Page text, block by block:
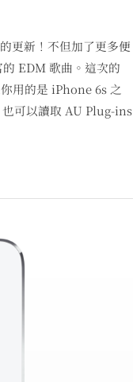
更新！不但加了更多便
EDM 歌曲。這次的
用的是 iPhone 6s 之
可以讀取 AU Plug-ins